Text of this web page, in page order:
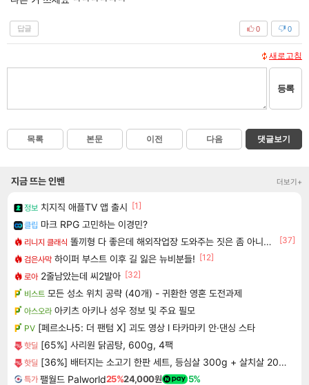
답글 0
0
새로고침
등록
목록 본문 이전 다음 댓글보기
지금 뜨는 인벤 더보기+
정보 치지직 애플TV 앱 출시 [1]
클립 마크 RPG 고민하는 이경민?
리니지 클래식 똘끼형 다 좋은데 해외작업장 도와주는 짓은 좀 아니지않냐?
[37]
검은사막 하이퍼 부스트 이후 길 잃은 뉴비분들! [12]
로아 2줄남았는데 씨2발아 [32]
비스트 모든 성소 위치 공략 (40개) - 귀환한 영혼 도전과제
아스오라 아키츠 아키나 성우 정보 및 주요 필모
PV [페르소나5: 더 팬텀 X] 괴도 영상 l 타카마키 안·댄싱 스타
핫딜 [65%] 사리원 닭곰탕, 600g, 4팩
핫딜 [36%] 배터지는 소고기 한판 세트, 등심살 300g + 살치살 200g + 부채살 200g + 갈비살 200g + 우삼겹 300g, 1.2kg, 1세트
특가 팰월드 Palworld25%24,000원 5%